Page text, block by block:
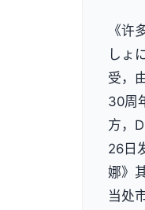
《许
しょ
受，
30周
方，
26日
娜》
当处